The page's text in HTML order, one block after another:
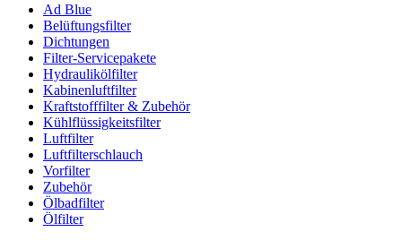
Ad Blue
Belüftungsfilter
Dichtungen
Filter-Servicepakete
Hydraulikölfilter
Kabinenluftfilter
Kraftstofffilter & Zubehör
Kühlflüssigkeitsfilter
Luftfilter
Luftfilterschlauch
Vorfilter
Zubehör
Ölbadfilter
Ölfilter